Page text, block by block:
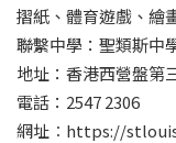
摺紙、體育遊戲、繪
聯繫中學：聖類斯中
地址：香港西營盤第
電話：2547 2306
網址︰https://